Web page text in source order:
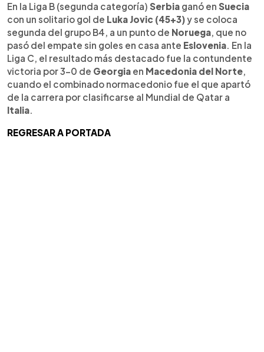
En la Liga B (segunda categoría) Serbia ganó en Suecia
con un solitario gol de Luka Jovic (45+3)y se coloca
segunda del grupo B4, a un punto de Noruega , que no
pasó del empate sin goles en casa ante Eslovenia . En la
Liga C, el resultado más destacado fue la contundente
victoria por 3-0 de Georgia en Macedonia del Norte
cuando el combinado normacedonio fue el que apartó
de la carrera por clasificarse al Mundial de Qatar a
Italia
REGRESAR A PORTADA